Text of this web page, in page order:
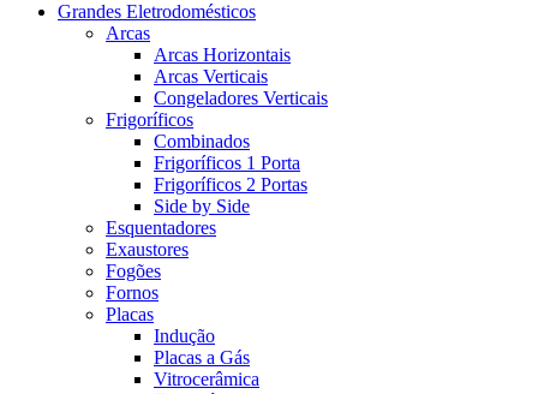
Grandes Eletrodomésticos
Arcas
Arcas Horizontais
Arcas Verticais
Congeladores Verticais
Frigoríficos
Combinados
Frigoríficos 1 Porta
Frigoríficos 2 Portas
Side by Side
Esquentadores
Exaustores
Fogões
Fornos
Placas
Indução
Placas a Gás
Vitrocerâmica